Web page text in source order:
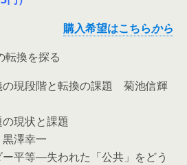
購入希望はこちらから
転換を探る
の現段階と転換の課題 菊池信輝
現状と課題
澤幸一
平等―失われた「公共」をどう